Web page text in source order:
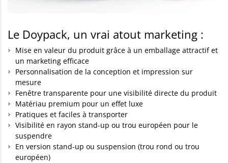
Le Doypack, un vrai atout marketing :
Mise en valeur du produit grâce à un emballage attractif et
un marketing efficace
Personnalisation de la conception et impression sur
mesure
Fenêtre transparente pour une visibilité directe du produit
Matériau premium pour un effet luxe
Pratiques et faciles à transporter
Visibilité en rayon stand-up ou trou européen pour le
suspendre
En version stand-up ou suspension (trou rond ou trou
européen)